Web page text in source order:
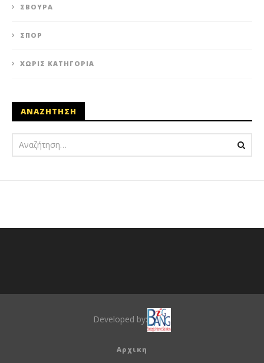
ΣΒΟΎΡΑ
ΣΠΟΡ
ΧΩΡΊΣ ΚΑΤΗΓΟΡΊΑ
ΑΝΑΖΗΤΗΣΗ
Developed by:
Αρχικη